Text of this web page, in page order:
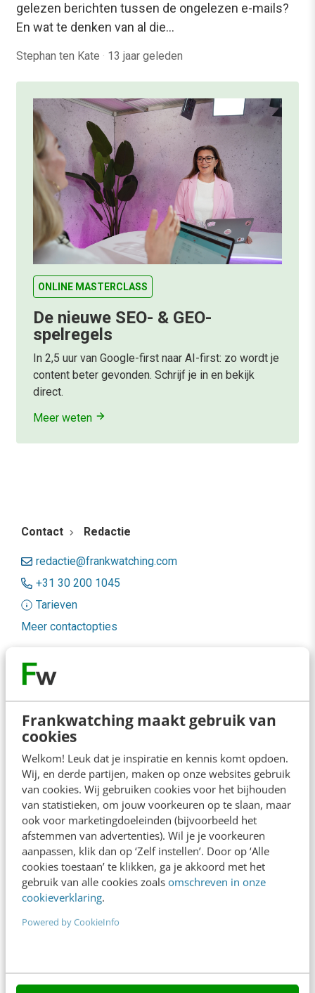
Frankwatching maakt gebruik van
cookies
Welkom! Leuk dat je inspiratie en kennis komt opdoen.
Wij, en derde partijen, maken op onze websites gebruik
van cookies. Wij gebruiken cookies voor het bijhouden
van statistieken, om jouw voorkeuren op te slaan, maar
ook voor marketingdoeleinden (bijvoorbeeld het
afstemmen van advertenties). Wil je je voorkeuren
aanpassen, klik dan op ‘Zelf instellen’. Door op ‘Alle
cookies toestaan’ te klikken, ga je akkoord met het
gebruik van alle cookies zoals omschreven in onze
cookieverklaring.
Powered by CookieInfo
gelezen berichten tussen de ongelezen e-mails?
En wat te denken van al die…
Stephan ten Kate · 13 jaar geleden
ONLINE MASTERCLASS
De nieuwe SEO- & GEO-
spelregels
In 2,5 uur van Google-first naar AI-first: zo wordt je
content beter gevonden. Schrijf je in en bekijk
direct.
Meer weten
Contact Redactie
redactie@frankwatching.com
+31 30 200 1045
Tarieven
Meer contactopties
Frankwatching
Adverteren
Contact
Nieuwsbrieven
Over ons
Ons team
Werken bij
Whitepapers
Blog
AI & Tech
Klantcontact & CX